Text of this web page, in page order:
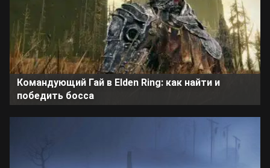
Командующий Гай в Elden Ring: как найти и
победить босса